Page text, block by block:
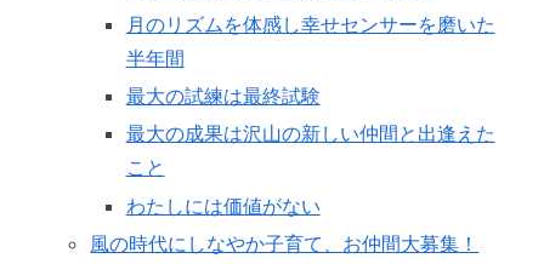
月のリズムを体感し幸せセンサーを磨いた
半年間
最大の試練は最終試験
最大の成果は沢山の新しい仲間と出逢えた
こと
わたしには価値がない
風の時代にしなやか子育て、お仲間大募集！